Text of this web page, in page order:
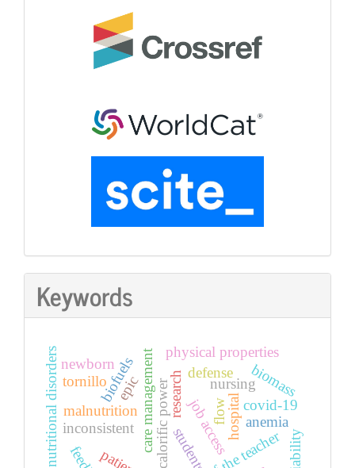
Keywords
care management nursing
hospital
job access
research
anemia
malnutrition
nutritional disorders physical properties
biofuels calorific power biomass
tornillo
inconsistent students
flow
epic
defense
newborn
covid-19